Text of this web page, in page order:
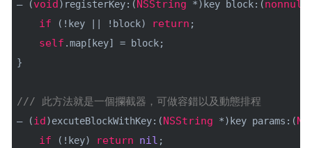
– (void)registerKey:(NSString *)key block:(nonnull
if (!key || !block) return ;
self .map[key] = block;
}
/// 此方法就是一個攔截器，可做容錯以及動態排程
– (id)excuteBlockWithKey:(NSString *)key params:(
if (!key) return nil ;